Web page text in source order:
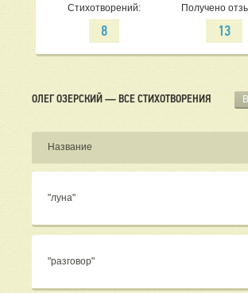
Стихотворений:
8
Получено
13
ОЛЕГ ОЗЕРСКИЙ — ВСЕ СТИХОТВОРЕНИЯ
Название
"луна"
"разговор"